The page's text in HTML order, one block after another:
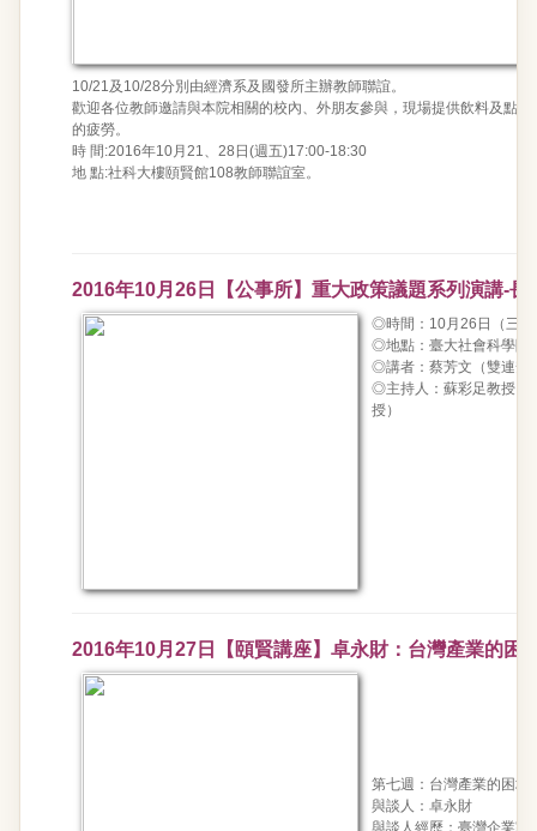
10/21及10/28分別由經濟系及國發所主辦教師聯誼。
歡迎各位教師邀請與本院相關的校內、外朋友參與，現場提供飲料及點
的疲勞。
時 間:2016年10月21、28日(週五)17:00-18:30
地 點:社科大樓頤賢館108教師聯誼室。
2016年10月26日【公事所】重大政策議題系列演講-長
◎時間：10月26日（三
◎地點：臺大社會科學院
◎講者：蔡芳文（雙連安
◎主持人：蘇彩足教授（
授）
2016年10月27日【頤賢講座】卓永財：台灣產業的困
第七週：台灣產業的困境
與談人：卓永財
與談人經歷：臺灣企業家